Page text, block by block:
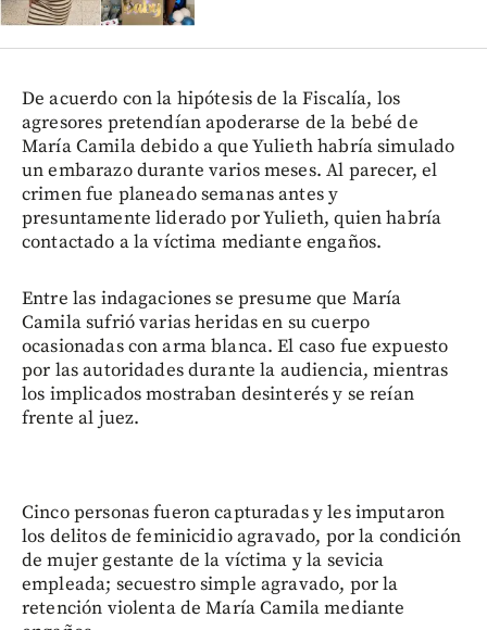
De acuerdo con la hipótesis de la Fiscalía, los
agresores pretendían apoderarse de la bebé de
María Camila debido a que Yulieth habría simulado
un embarazo durante varios meses. Al parecer, el
crimen fue planeado semanas antes y
presuntamente liderado por Yulieth, quien habría
contactado a la víctima mediante engaños.
Entre las indagaciones se presume que María
Camila sufrió varias heridas en su cuerpo
ocasionadas con arma blanca. El caso fue expuesto
por las autoridades durante la audiencia, mientras
los implicados mostraban desinterés y se reían
frente al juez.
Cinco personas fueron capturadas y les imputaron
los delitos de feminicidio agravado, por la condición
de mujer gestante de la víctima y la sevicia
empleada; secuestro simple agravado, por la
retención violenta de María Camila mediante